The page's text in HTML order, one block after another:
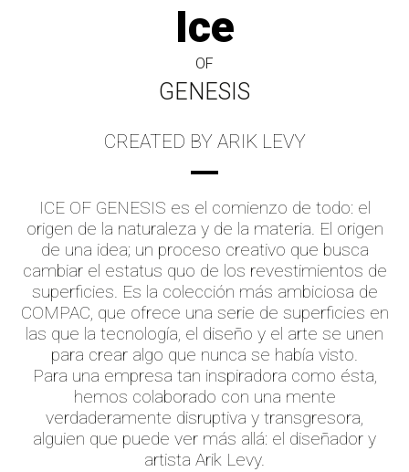
Ice
OF
GENESIS
CREATED BY ARIK LEVY
ICE OF GENESIS es el comienzo de todo: el
origen de la naturaleza y de la materia. El origen
de una idea; un proceso creativo que busca
cambiar el estatus quo de los revestimientos de
superficies. Es la colección más ambiciosa de
COMPAC, que ofrece una serie de superficies en
las que la tecnología, el diseño y el arte se unen
para crear algo que nunca se había visto.
Para una empresa tan inspiradora como ésta,
hemos colaborado con una mente
verdaderamente disruptiva y transgresora,
alguien que puede ver más allá: el diseñador y
artista Arik Levy.